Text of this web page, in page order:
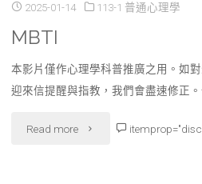
2025-01-14 113-1 普通心理學
MBTI
本影片僅作心理學科普推廣之用。如
迎來信提醒與指教，我們會盡速修正。
Read more "MBTI"